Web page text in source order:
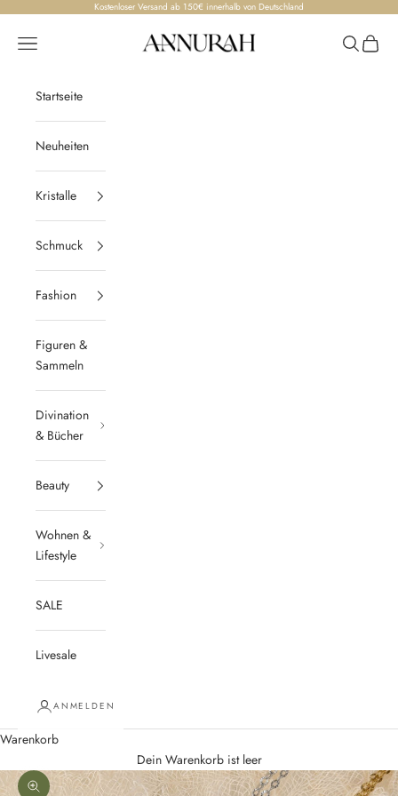
Zum Inhalt springenKostenloser Versand ab 150€ innerhalb von Deutschland
Annurah
Menü Suchen
Startseite
Neuheiten
Kristalle
Schmuck
Fashion
Figuren &
Sammeln
Divination
& Bücher
Beauty
Wohnen &
Lifestyle
SALE
Livesale
ANMELDEN
Warenkorb
Dein Warenkorb ist leer